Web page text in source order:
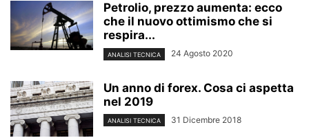
Petrolio, prezzo aumenta: ecco
che il nuovo ottimismo che si
respira...
ANALISI TECNICA 24 Agosto 2020
Un anno di forex. Cosa ci aspetta
nel 2019
ANALISI TECNICA 31 Dicembre 2018